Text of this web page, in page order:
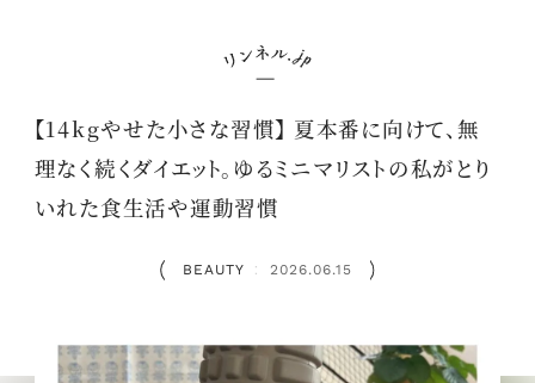
【14kgやせた小さな習慣】 夏本番に向けて、無
理なく続くダイエット。ゆるミニマリストの私がとり
いれた食生活や運動習慣
BEAUTY ： 2026.06.15